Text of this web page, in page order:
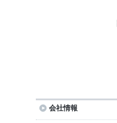
会社情報